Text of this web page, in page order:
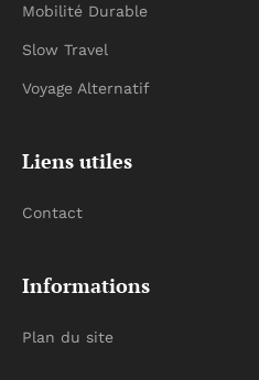
Mobilité Durable
Slow Travel
Voyage Alternatif
Liens utiles
Contact
Informations
Plan du site